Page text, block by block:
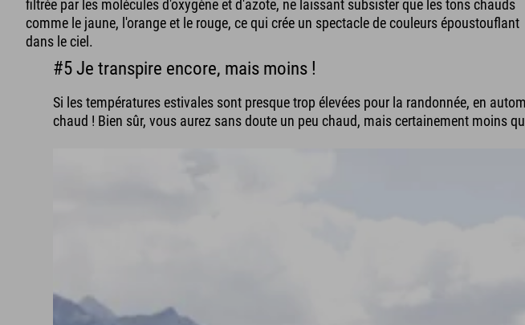
filtrée par les molécules d'oxygène et d'azote, ne laissant subsister que les tons chauds
comme le jaune, l'orange et le rouge, ce qui crée un spectacle de couleurs époustouflant
dans le ciel.
#5 Je transpire encore, mais moins !
Si les températures estivales sont presque trop élevées pour la randonnée, en
chaud ! Bien sûr, vous aurez sans doute un peu chaud, mais certainement moins